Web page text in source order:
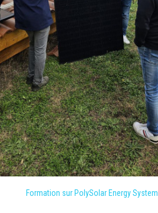
Formation sur PolySolar Energy System